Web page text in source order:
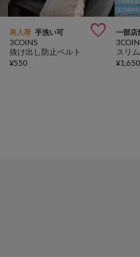
再入荷 手洗い可 
3COINS
抜け出し防止ベルト
¥550
一部店
スリ
¥